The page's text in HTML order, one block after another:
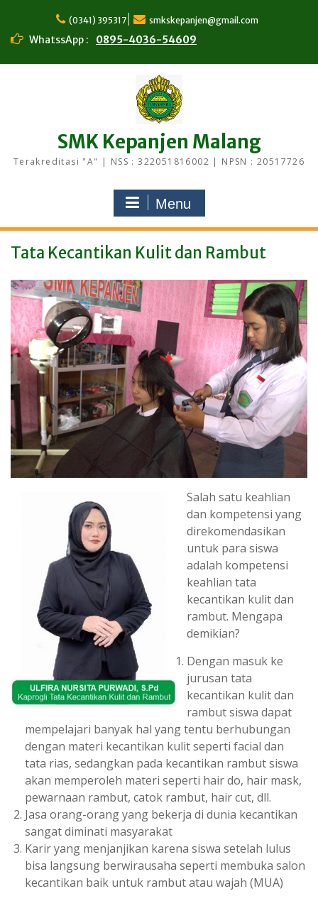
content
(0341) 395317 smkskepanjen@gmail.com
WhatssApp : 0895-4036-54609
SMK Kepanjen Malang
Terakreditasi "A" | NSS : 322051816002 | NPSN : 20517726
Menu
Tata Kecantikan Kulit dan Rambut
Salah satu keahlian
dan kompetensi yang
direkomendasikan
untuk para siswa
adalah kompetensi
keahlian tata
kecantikan kulit dan
rambut. Mengapa
demikian?
Dengan masuk ke
jurusan tata
kecantikan kulit dan
rambut siswa dapat
mempelajari banyak hal yang tentu berhubungan
dengan materi kecantikan kulit seperti facial dan
tata rias, sedangkan pada kecantikan rambut siswa
akan memperoleh materi seperti hair do, hair mask,
pewarnaan rambut, catok rambut, hair cut, dll.
Jasa orang-orang yang bekerja di dunia kecantikan
sangat diminati masyarakat
Karir yang menjanjikan karena siswa setelah lulus
bisa langsung berwirausaha seperti membuka salon
kecantikan baik untuk rambut atau wajah (MUA)